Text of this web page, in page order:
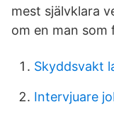
mest självklara
om en man
Skyddsvakt
Intervjuare